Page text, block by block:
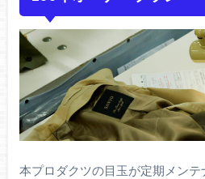
本プロダクツの目玉が定期メン